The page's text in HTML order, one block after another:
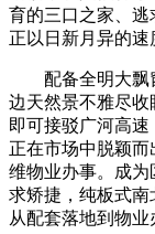
育的三口之家、逃
正以日新月异的速
配备全明大飘窗
边天然景不雅尽收
即可接驳广河高速
正在市场中脱颖
维物业办事。成
求矫捷，纯板式南
从配套落地到物业